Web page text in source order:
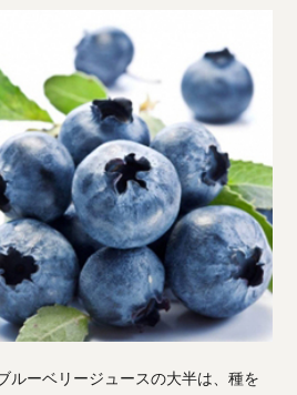
ルーベリージュースの大半は、種を